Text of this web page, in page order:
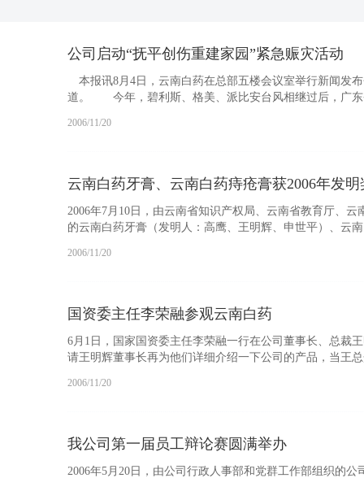
公司启动“抚平创伤重建家园”紧急赈灾活动
本报讯8月4日，云南白药在总部五楼会议室举行新闻发
道。 今年，碧利斯、格美、派比安台风相继过后，广东
2006/11/20
云南白药牙膏、云南白药痔疮膏获2006年发明
2006年7月10日，由云南省知识产权局、云南省教育厅、
的云南白药牙膏（发明人：高鹰、王明辉、申世平）、云
2006/11/20
国资委主任李荣融参观云南白药
6月1日，国家国资委主任李荣融一行在公司董事长、总裁
请王明辉董事长再为他们详细介绍一下公司的产品，当王
2006/11/20
我公司第一届员工辩论赛圆满举办
2006年5月20日，由公司行政人事部和党群工作部组织的